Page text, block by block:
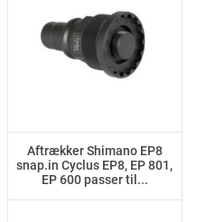
Aftrækker Shimano EP8
snap.in Cyclus EP8, EP 801,
EP 600 passer til...